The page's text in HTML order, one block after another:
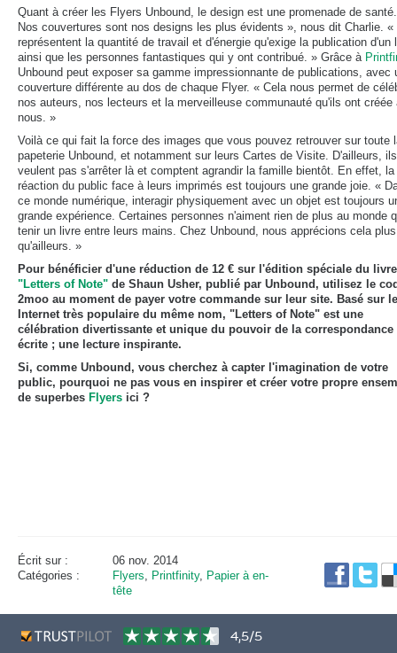
Quant à créer les Flyers Unbound, le design est une promenade de
Nos couvertures sont nos designs les plus évidents », nous dit Charlie. «
représentent la quantité de travail et d'énergie qu'exige la publication d'un
ainsi que les personnes fantastiques qui y ont contribué. » Grâce à
Unbound peut exposer sa gamme impressionnante de publications, avec
couverture différente au dos de chaque Flyer. « Cela nous permet de
nos auteurs, nos lecteurs et la merveilleuse communauté qu'ils ont créée
nous. »
Voilà ce qui fait la force des images que vous pouvez retrouver sur toute
papeterie Unbound, et notamment sur leurs Cartes de Visite. D'ailleurs,
veulent pas s'arrêter là et comptent agrandir la famille bientôt. En effet, la
réaction du public face à leurs imprimés est toujours une grande joie. «
ce monde numérique, interagir physiquement avec un objet est toujours
grande expérience. Certaines personnes n'aiment rien de plus au monde
tenir un livre entre leurs mains. Chez Unbound, nous apprécions cela plus
qu'ailleurs. »
Pour bénéficier d'une réduction de 12 € sur l'édition spéciale du livre
"Letters of Note" de Shaun Usher, publié par Unbound, utilisez le
2moo au moment de payer votre commande sur leur site. Basé sur
Internet très populaire du même nom, "Letters of Note" est une
célébration divertissante et unique du pouvoir de la correspondance
écrite ; une lecture inspirante.
Si, comme Unbound, vous cherchez à capter l'imagination de votre
public, pourquoi ne pas vous en inspirer et créer votre propre
de superbes Flyers ici ?
Écrit sur :
06 nov. 2014
Catégories :
Flyers, Printfinity, Papier à en-
tête
4,5/5